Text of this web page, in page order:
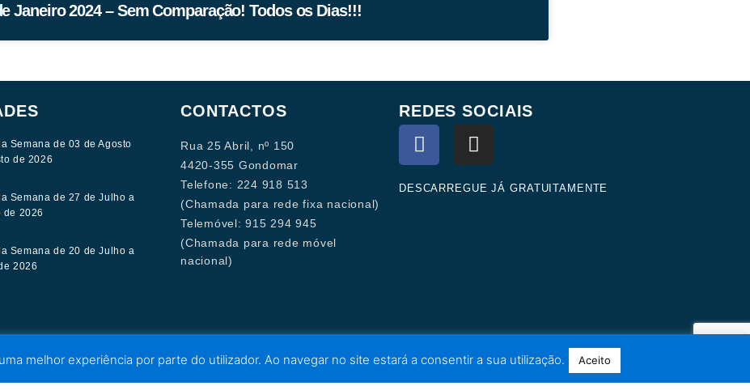
Janeiro 2024 – Sem Comparação! Todos os Dias!!!
Semana de 03 de Agosto
de 2026
Semana de 27 de Julho a
de 2026
Semana de 20 de Julho a
2026
CONTACTOS
Rua 25 Abril, nº 150
4420-355 Gondomar
Telefone: 224 918 513
(Chamada para rede fixa nacional)
Telemóvel: 915 294 945
(Chamada para rede móvel
nacional)
REDES SOCIAIS
F
a
c
e
I
n
s
t
DESCARREGUE JÁ GRATUITAMENTE
melhor experiência por parte do utilizador. Ao navegar no site estará a consentir a sua utilização. Aceito